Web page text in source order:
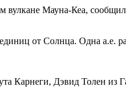
вулкане Мауна-Кеа,
от Солнца. Одна а.е.
Дэвид Толен из